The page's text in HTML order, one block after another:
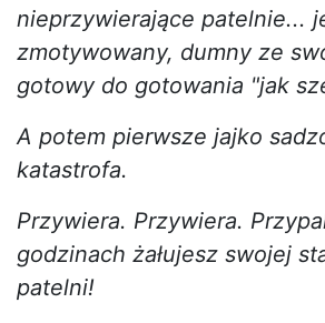
nieprzywierające patelnie...
zmotywowany, dumny ze
gotowy do gotowania "jak
A potem pierwsze jajko
katastrofa.
Przywiera. Przywiera.
godzinach żałujesz swojej
patelni!